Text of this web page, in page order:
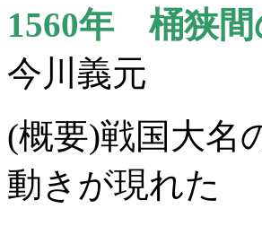
1560年 桶狭間
今川義元
(概要)戦国大名
動きが現れた